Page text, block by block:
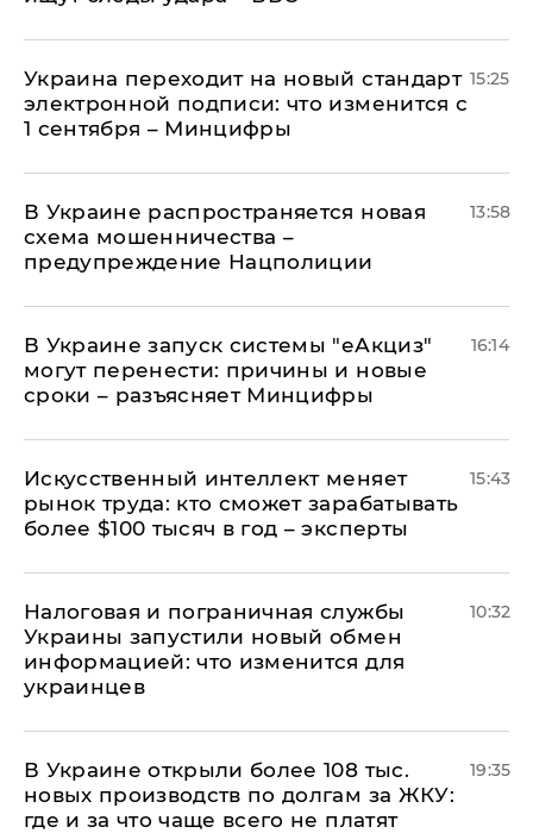
Украина переходит на новый стандарт
электронной подписи: что изменится с
1 сентября – Минцифры
15:25
В Украине распространяется новая
схема мошенничества –
предупреждение Нацполиции
13:58
В Украине запуск системы "еАкциз"
могут перенести: причины и новые
сроки – разъясняет Минцифры
16:14
Искусственный интеллект меняет
рынок труда: кто сможет зарабатывать
более $100 тысяч в год – эксперты
15:43
Налоговая и пограничная службы
Украины запустили новый обмен
информацией: что изменится для
украинцев
10:32
В Украине открыли более 108 тыс.
новых производств по долгам за ЖКУ:
где и за что чаще всего не платят
19:35